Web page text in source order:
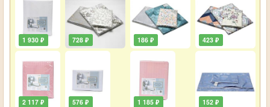
1 930 ₽
2 117 ₽
728 ₽
576 ₽
186 ₽
1 185 ₽
423 ₽
152 ₽